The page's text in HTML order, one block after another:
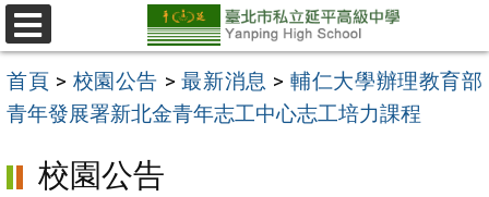
跳
至
主
要
選
單
首頁 > 校園公告 >最新消息 > 輔仁大學辦理教育部
青年發展署新北金青年志工中心志工培力課程
校園公告